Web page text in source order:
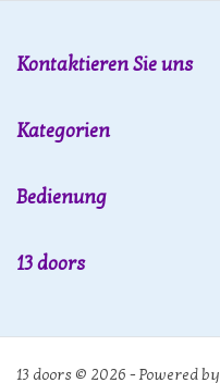
Kontaktieren Sie uns
Kategorien
Bedienung
13 doors
13 doors © 2026 - Powered by